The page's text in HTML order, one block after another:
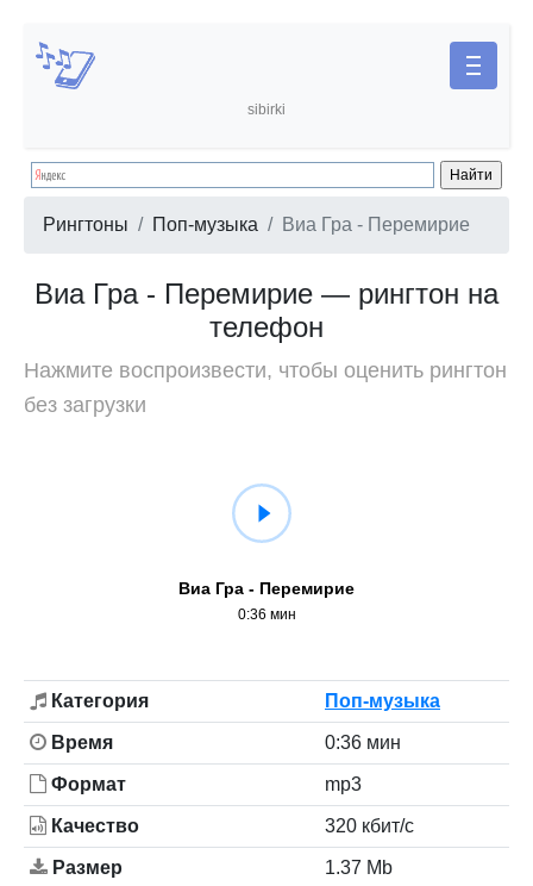
sibirki
Рингтоны Поп-музыка Виа Гра - Перемирие
Виа Гра - Перемирие — рингтон на
телефон
Нажмите воспроизвести, чтобы оценить рингтон
без загрузки
Виа Гра - Перемирие
0:36 мин
Категория Поп-музыка
Время 0:36 мин
Формат mp3
Качество 320 кбит/с
Размер 1.37 Mb